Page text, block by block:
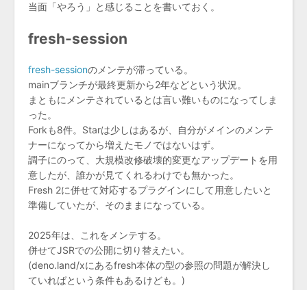
当面「やろう」と感じることを書いておく。
fresh-session
fresh-sessionのメンテが滞っている。
mainブランチが最終更新から2年などという状況。
まともにメンテされているとは言い難いものになってしま
った。
Forkも8件。Starは少しはあるが、自分がメインのメンテ
ナーになってから増えたモノではないはず。
調子にのって、大規模改修破壊的変更なアップデートを用
意したが、誰かが見てくれるわけでも無かった。
Fresh 2に併せて対応するプラグインにして用意したいと
準備していたが、そのままになっている。
2025年は、これをメンテする。
併せてJSRでの公開に切り替えたい。
(deno.land/xにあるfresh本体の型の参照の問題が解決し
ていればという条件もあるけども。)